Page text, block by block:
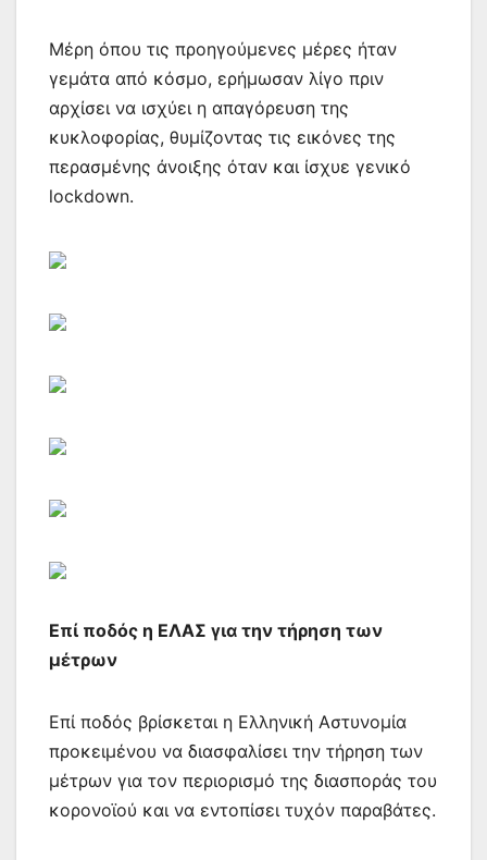
Μέρη όπου τις προηγούμενες μέρες ήταν
γεμάτα από κόσμο, ερήμωσαν λίγο πριν
αρχίσει να ισχύει η απαγόρευση της
κυκλοφορίας, θυμίζοντας τις εικόνες της
περασμένης άνοιξης όταν και ίσχυε γενικό
lockdown.
Επί ποδός η ΕΛΑΣ για την τήρηση των
μέτρων
Επί ποδός βρίσκεται η Ελληνική Αστυνομία
προκειμένου να διασφαλίσει την τήρηση των
μέτρων για τον περιορισμό της διασποράς του
κορονοϊού και να εντοπίσει τυχόν παραβάτες.